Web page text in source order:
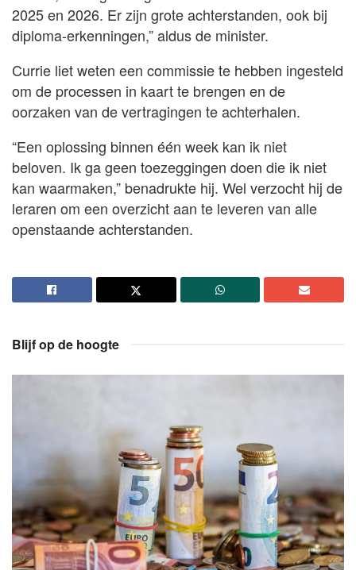
2025 en 2026. Er zijn grote achterstanden, ook bij
diploma-erkenningen,” aldus de minister.
Currie liet weten een commissie te hebben ingesteld
om de processen in kaart te brengen en de
oorzaken van de vertragingen te achterhalen.
“Een oplossing binnen één week kan ik niet
beloven. Ik ga geen toezeggingen doen die ik niet
kan waarmaken,” benadrukte hij. Wel verzocht hij de
leraren om een overzicht aan te leveren van alle
openstaande achterstanden.
Blijf op de hoogte